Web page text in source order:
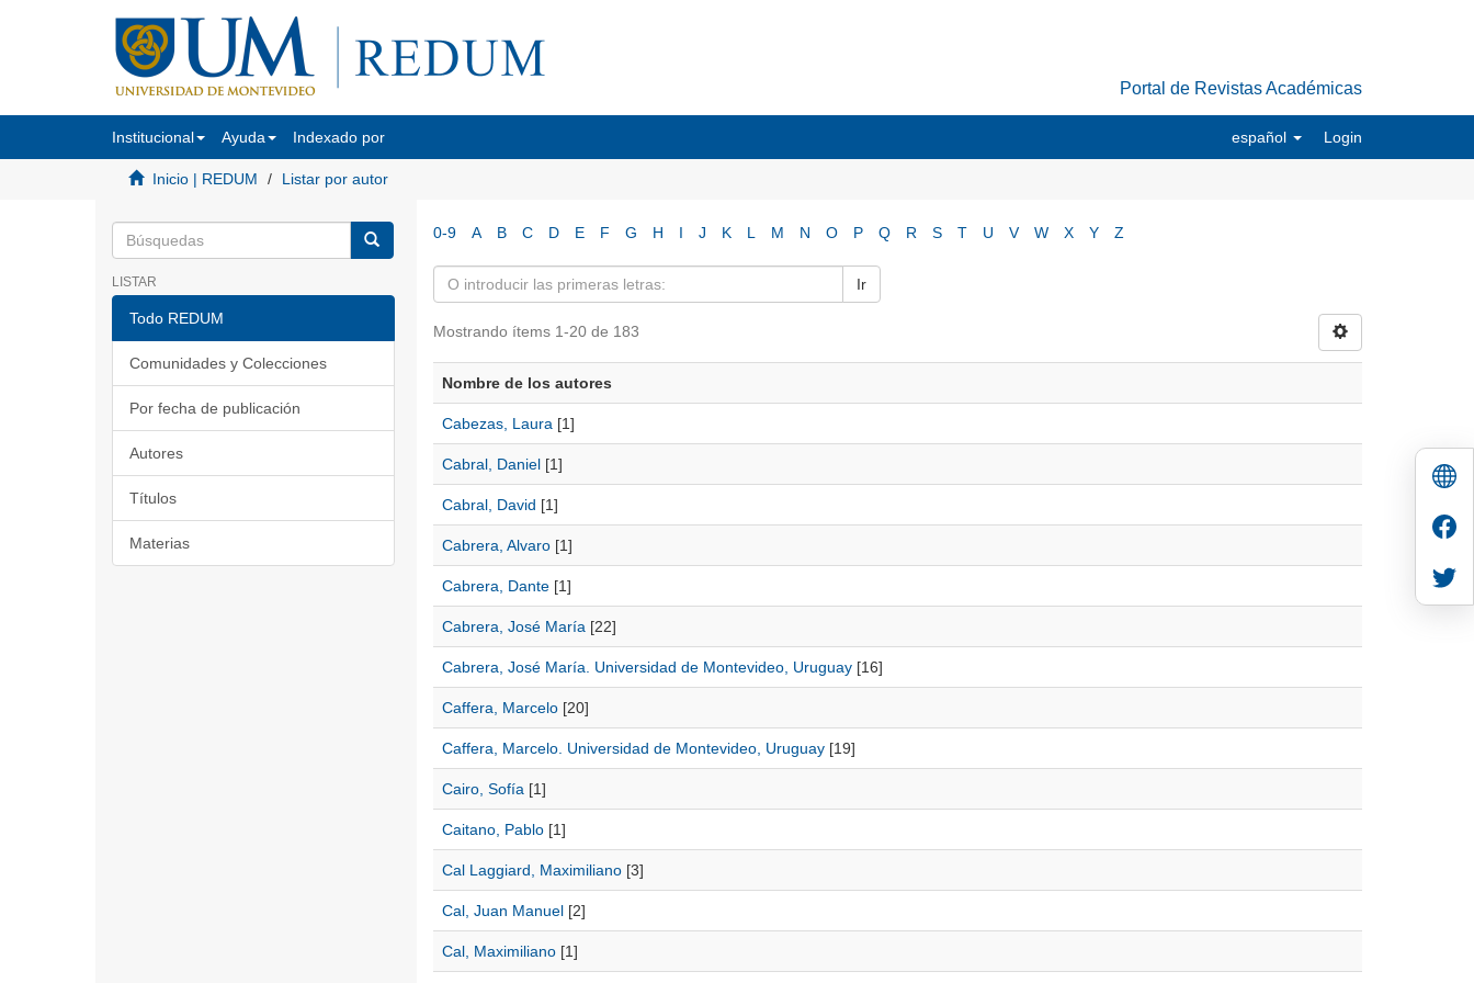
Portal de Revistas Académicas
Institucional Ayuda Indexado por español Login
Inicio | REDUM Listar por autor
LISTAR
Todo REDUM
Comunidades y Colecciones
Por fecha de publicación
Autores
Títulos
Materias
0-9 A B C D E F G H I J K L M N O P Q R S T U V W X Y Z
Ir
Mostrando ítems 1-20 de 183
Nombre de los autores
Cabezas, Laura [1]
Cabral, Daniel[1]
Cabral, David [1]
Cabrera, Alvaro[1]
Cabrera, Dante[1]
Cabrera, José María [22]
Cabrera, José María. Universidad de Montevideo, Uruguay[16]
Caffera, Marcelo[20]
Caffera, Marcelo. Universidad de Montevideo, Uruguay[19]
Cairo, Sofía [1]
Caitano, Pablo[1]
Cal Laggiard, Maximiliano[3]
Cal, Juan Manuel[2]
Cal, Maximiliano[1]